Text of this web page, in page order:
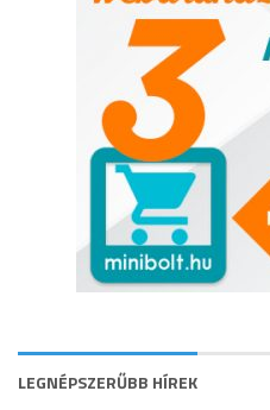
LEGNÉPSZERŰBB HÍREK